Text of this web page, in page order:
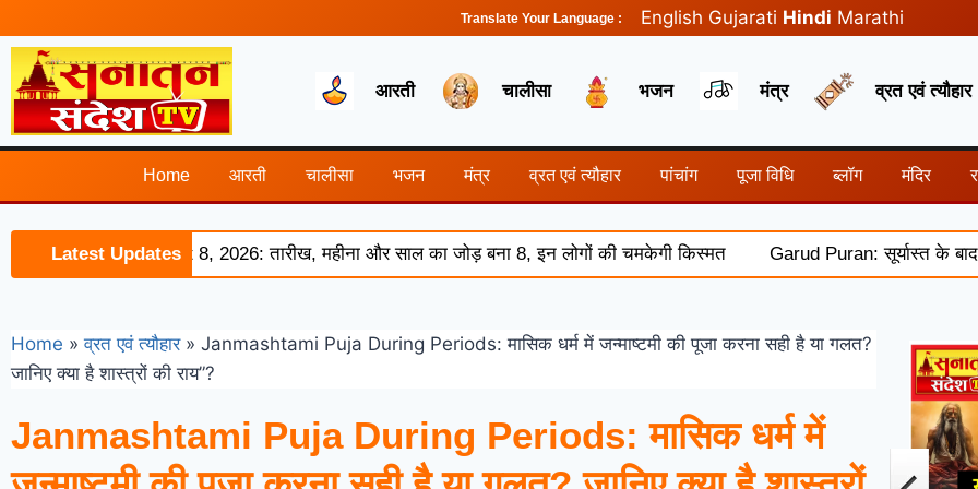
Translate Your Language : English Gujarati Hindi Marathi
आरती चालीसा भजन मंत्र व्रत एवं त्यौहार
Home आरती चालीसा भजन मंत्र व्रत एवं त्यौहार पांचांग पूजा विधि ब्लॉग मंदिर
Latest Updates
of August 8, 2026: तारीख, महीना और साल का जोड़ बना 8, इन लोगों की चमकेगी किस्मत Garud Puran: सूर्यास्त के बाद क्यों
Home » व्रत एवं त्यौहार » Janmashtami Puja During Periods: मासिक धर्म में जन्माष्टमी की पूजा करना सही है या गलत?
जानिए क्या है शास्त्रों की राय”?
Janmashtami Puja During Periods: मासिक धर्म में